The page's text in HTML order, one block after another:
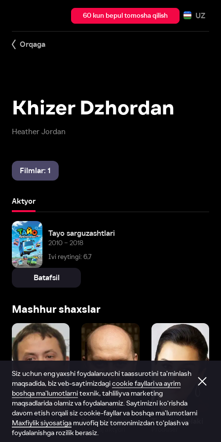
60 kun bepul tomosha qilish UZ
Orqaga
Heather Jordan
Khizer Dzhordan
Filmlar: 1
Aktyor
Tayo sarguzashtlari
2010 – 2018
Ivi reytingi: 6,7
Batafsil
Mashhur shaxslar
Vitaliy Shlyappo
Produser
Sergey Burunov
Dublyaj aktyori
Tina Kandelaki
Siz uchun eng yaxshi foydalanuvchi taassurotini ta’minlash
maqsadida, biz veb-saytimizdagicookie fayllari va ayrim
boshqa ma’lumotlarnitexnik, tahliliy va marketing
maqsadlarida olamiz va foydalanamiz. Saytimizni ko‘rishda
davom etish orqali siz cookie-fayllar va boshqa ma’lumotlarni
Maxfiylik siyosatiga muvofiq biz tomonimizdan to‘plash va
foydalanishga rozilik berasiz.